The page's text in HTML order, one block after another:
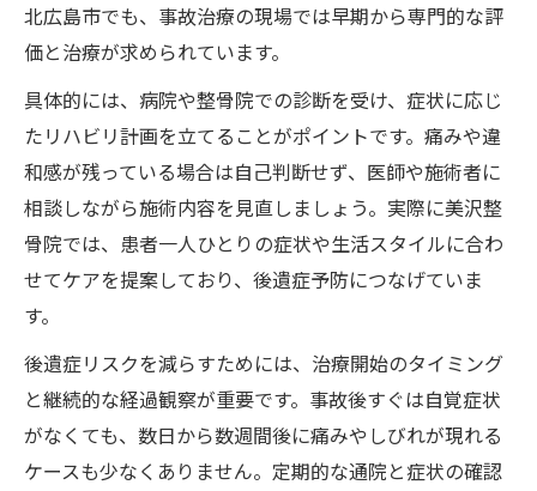
北広島市でも、事故治療の現場では早期から専門的な評
価と治療が求められています。
具体的には、病院や整骨院での診断を受け、症状に応じ
たリハビリ計画を立てることがポイントです。痛みや違
和感が残っている場合は自己判断せず、医師や施術者に
相談しながら施術内容を見直しましょう。実際に美沢整
骨院では、患者一人ひとりの症状や生活スタイルに合わ
せてケアを提案しており、後遺症予防につなげていま
す。
後遺症リスクを減らすためには、治療開始のタイミング
と継続的な経過観察が重要です。事故後すぐは自覚症状
がなくても、数日から数週間後に痛みやしびれが現れる
ケースも少なくありません。定期的な通院と症状の確認